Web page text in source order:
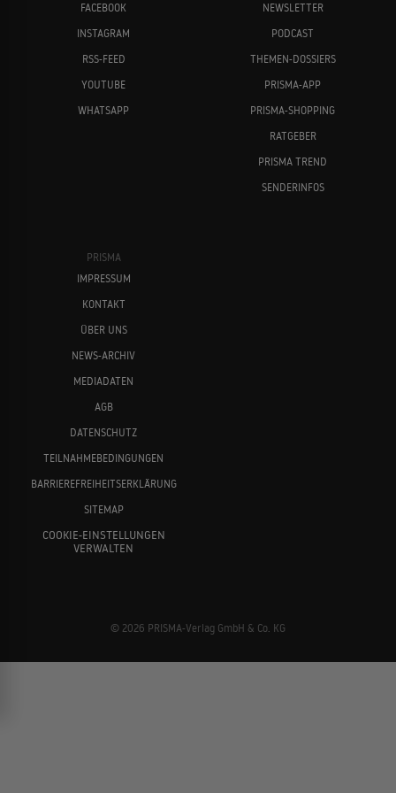
FACEBOOK
INSTAGRAM
RSS-FEED
YOUTUBE
WHATSAPP
NEWSLETTER
PODCAST
THEMEN-DOSSIERS
PRISMA-APP
PRISMA-SHOPPING
RATGEBER
PRISMA TREND
SENDERINFOS
PRISMA
IMPRESSUM
KONTAKT
ÜBER UNS
NEWS-ARCHIV
MEDIADATEN
AGB
DATENSCHUTZ
TEILNAHMEBEDINGUNGEN
BARRIEREFREIHEITSERKLÄRUNG
SITEMAP
COOKIE-EINSTELLUNGEN
VERWALTEN
© 2026 PRISMA-Verlag GmbH & Co. KG